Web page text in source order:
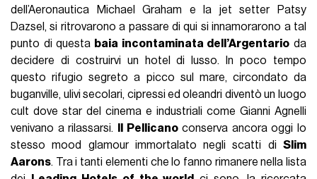
dell’Aeronautica Michael Graham e la jet setter Patsy
Dazsel, si ritrovarono a passare di qui si innamorarono a tal
punto di questa baia incontaminata dell’Argentario da
decidere di costruirvi un hotel di lusso. In poco tempo
questo rifugio segreto a picco sul mare, circondato da
buganville, ulivi secolari, cipressi ed oleandri diventò un luogo
cult dove star del cinema e industriali come Gianni Agnelli
venivano a rilassarsi.
Il Pellicanoconserva ancora oggi lo
stesso mood glamour immortalato negli scatti di Slim
Aarons. Tra i tanti elementi che lo fanno rimanere nella lista